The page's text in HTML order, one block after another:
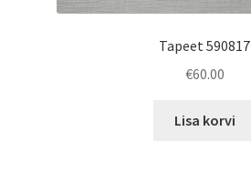
Tapeet 590817
€60.00
Lisa korvi